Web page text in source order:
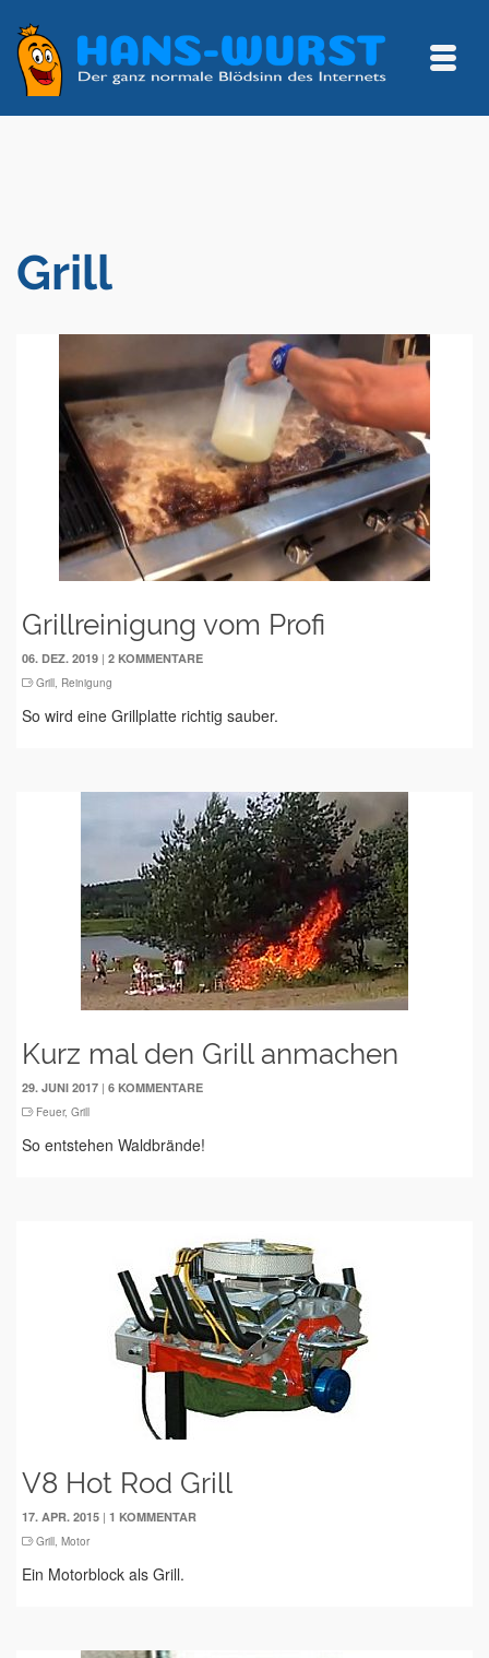
Grill
Grillreinigung vom Profi
06. DEZ. 2019 | 2 KOMMENTARE
Grill, Reinigung
So wird eine Grillplatte richtig sauber.
Kurz mal den Grill anmachen
29. JUNI 2017 | 6 KOMMENTARE
Feuer, Grill
So entstehen Waldbrände!
V8 Hot Rod Grill
17. APR. 2015 | 1 KOMMENTAR
Grill, Motor
Ein Motorblock als Grill.